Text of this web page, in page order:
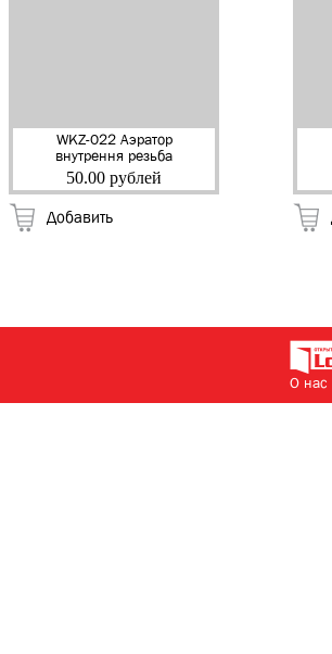
WKZ-022 Аэратор
внутрення резьба
"Zegor"
50.00 рублей
Добавить
О нас